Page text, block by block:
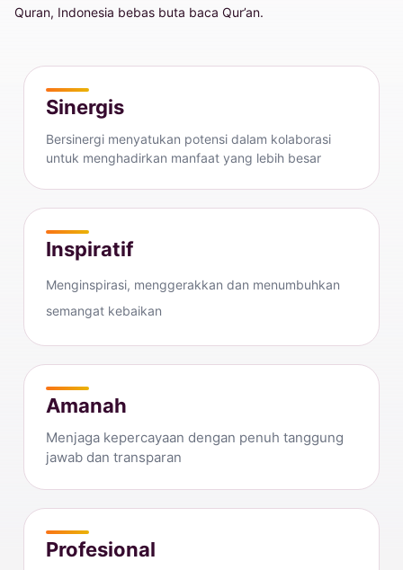
Quran, Indonesia bebas buta baca Qur’an.
Sinergis
Bersinergi menyatukan potensi dalam kolaborasi
untuk menghadirkan manfaat yang lebih besar
Inspiratif
Menginspirasi, menggerakkan dan menumbuhkan
semangat kebaikan
Amanah
Menjaga kepercayaan dengan penuh tanggung
jawab dan transparan
Profesional